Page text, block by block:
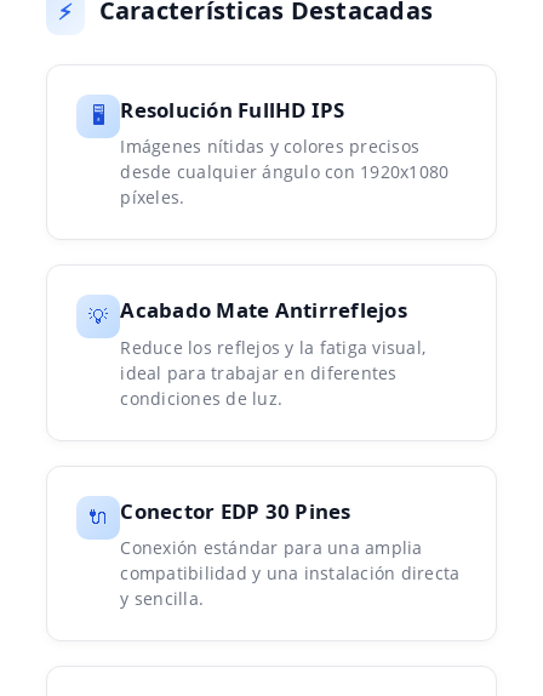
⚡ Características Destacadas
🖥️ Resolución FullHD IPS
Imágenes nítidas y colores precisos
desde cualquier ángulo con 1920x1080
píxeles.
💡 Acabado Mate Antirreflejos
Reduce los reflejos y la fatiga visual,
ideal para trabajar en diferentes
condiciones de luz.
🔌 Conector EDP 30 Pines
Conexión estándar para una amplia
compatibilidad y una instalación directa
y sencilla.